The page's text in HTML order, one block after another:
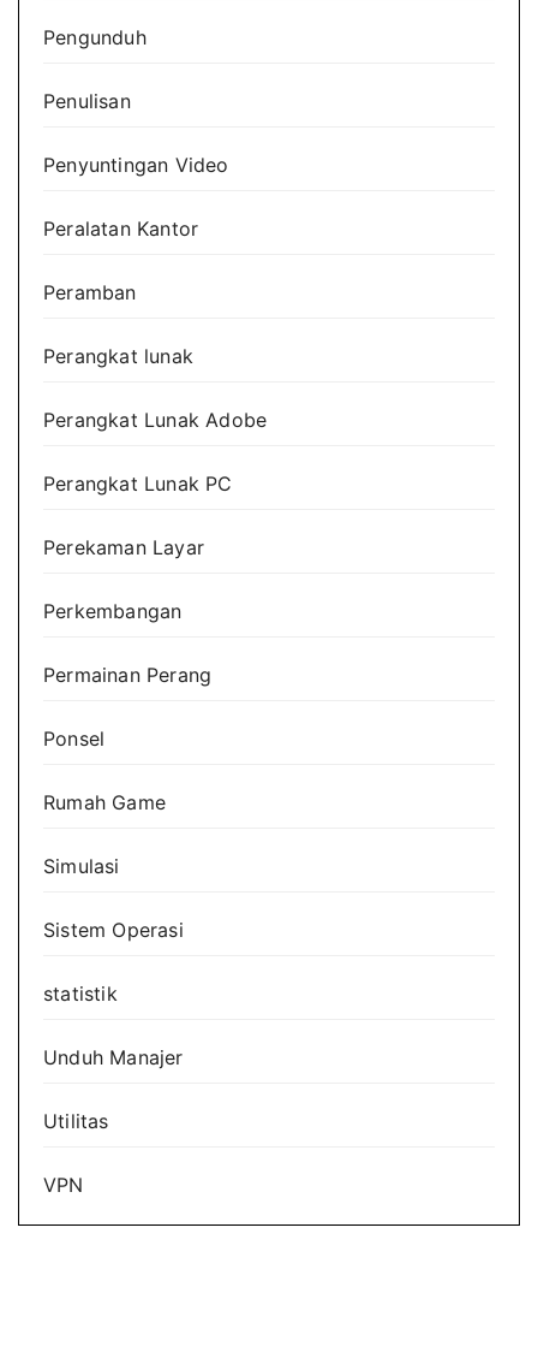
Pengunduh
Penulisan
Penyuntingan Video
Peralatan Kantor
Peramban
Perangkat lunak
Perangkat Lunak Adobe
Perangkat Lunak PC
Perekaman Layar
Perkembangan
Permainan Perang
Ponsel
Rumah Game
Simulasi
Sistem Operasi
statistik
Unduh Manajer
Utilitas
VPN